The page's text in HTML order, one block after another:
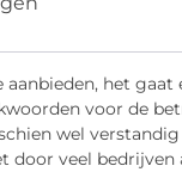
aanbieden, het
voor de
wel
door veel